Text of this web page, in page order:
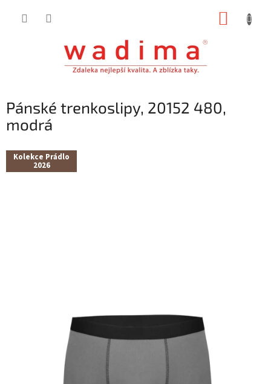
Pánské trenkoslipy, 20152 480,
modrá
Kolekce Prádlo
2026